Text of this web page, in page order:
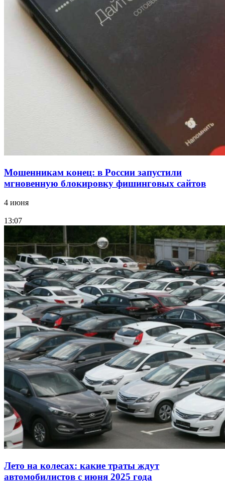
Сладкий праздник в Волгограде: в Центральном
парке прошёл фестиваль „Арбузный переполох“
Волгоградские компании нарастили экспорт:
заключены контракты на 3,6 млн долларов
Мошенникам конец: в России запустили
мгновенную блокировку фишинговых сайтов
4 июня
13:07
Лето на колесах: какие траты ждут
автомобилистов с июня 2025 года